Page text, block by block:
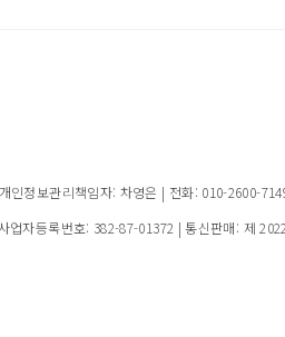
인정보관리책임자: 차영은 | 전화: 010-
업자등록번호: 382-87-01372 | 통신판매: 제